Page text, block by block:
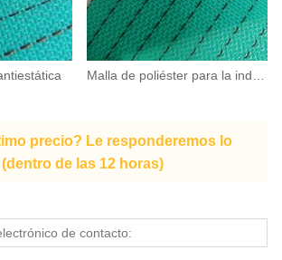
precio? Le responderemos lo
de las 12 horas)